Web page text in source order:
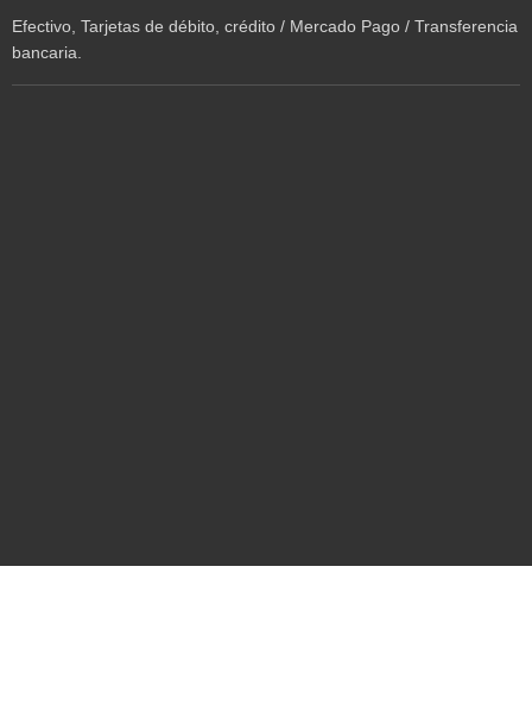
Efectivo, Tarjetas de débito, crédito / Mercado Pago / Transferencia
bancaria.